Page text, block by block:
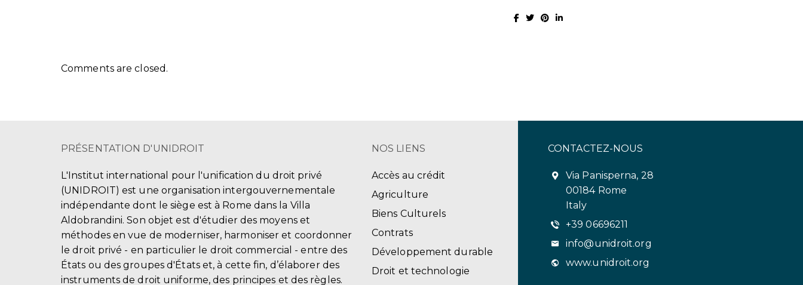
Comments are closed.
PRÉSENTATION D'UNIDROIT
L'Institut international pour l'unification du droit privé
(UNIDROIT) est une organisation intergouvernementale
indépendante dont le siège est à Rome dans la Villa
Aldobrandini. Son objet est d'étudier des moyens et
méthodes en vue de moderniser, harmoniser et coordonner
le droit privé - en particulier le droit commercial - entre des
États ou des groupes d'États et, à cette fin, d’élaborer des
instruments de droit uniforme, des principes et des règles.
NOS LIENS
Accès au crédit
Agriculture
Biens Culturels
Contrats
Développement durable
Droit et technologie
CONTACTEZ-NOUS
Via Panisperna, 28
00184 Rome
Italy
+39 06696211
info@unidroit.org
www.unidroit.org